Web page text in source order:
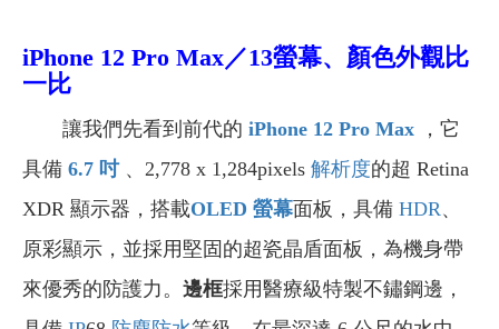
iPhone 12 Pro Max／13螢幕、顏色外觀比
一比
讓我們先看到前代的 iPhone 12 Pro Max
，它
具備 6.7 吋、2,778 x 1,284pixels 解析度的超 Retina
XDR 顯示器，搭載OLED 螢幕面板，具備 HDR、
原彩顯示，並採用堅固的超瓷晶盾面板，為機身帶
來優秀的防護力。 邊框採用醫療級特製不鏽鋼邊，